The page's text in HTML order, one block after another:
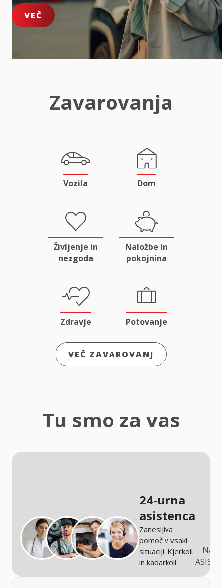
VEČ
Zavarovanja
Vozila Dom
Življenje in
nezgoda
Naložbe in
pokojnina
Zdravje Potovanje
VEČ ZAVAROVANJ
Tu smo za vas
24-urna
asistenca
Zanesljiva
pomoč v vsaki
situaciji. Kjerkoli
in kadarkoli.